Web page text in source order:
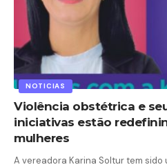
NOTICIAS
Violência obstétrica e
iniciativas estão
mulheres
A vereadora Karina Soltur tem sido